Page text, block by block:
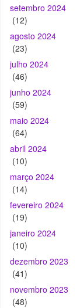
setembro 2024
(12)
agosto 2024
(23)
julho 2024
(46)
junho 2024
(59)
maio 2024
(64)
abril 2024
(10)
março 2024
(14)
fevereiro 2024
(19)
janeiro 2024
(10)
dezembro 2023
(41)
novembro 2023
(48)